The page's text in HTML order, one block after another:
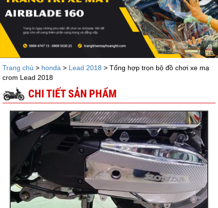
Trang chủ > honda > Lead 2018 > Tổng hợp trọn bộ đồ chơi xe mạ
crom Lead 2018
CHI TIẾT SẢN PHẨM